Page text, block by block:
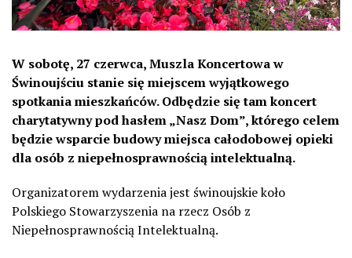
W sobotę, 27 czerwca, Muszla Koncertowa w
Świnoujściu stanie się miejscem wyjątkowego
spotkania mieszkańców. Odbędzie się tam koncert
charytatywny pod hasłem „Nasz Dom”, którego celem
będzie wsparcie budowy miejsca całodobowej opieki
dla osób z niepełnosprawnością intelektualną.
Organizatorem wydarzenia jest świnoujskie koło
Polskiego Stowarzyszenia na rzecz Osób z
Niepełnosprawnością Intelektualną.